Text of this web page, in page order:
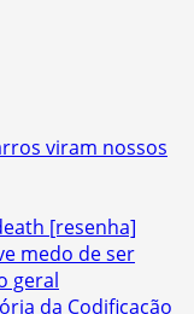
viram nossos
[resenha]
medo de ser
geral
da Codificação